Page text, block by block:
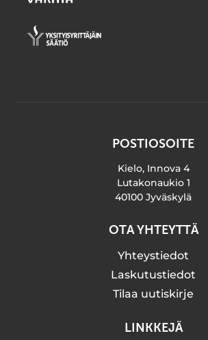
POSTIOSOITE
Kielo, Innova 4
Lutakonaukio 1
40100 Jyväskylä
OTA YHTEYTTÄ
Yhteystiedot
Laskutustiedot
Tilaa uutiskirje
LINKKEJÄ